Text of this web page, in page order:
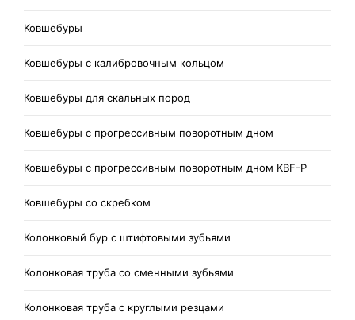
Ковшебуры
Ковшебуры с калибровочным кольцом
Ковшебуры для скальных пород
Ковшебуры с прогрессивным поворотным дном
Ковшебуры с прогрессивным поворотным дном KBF-P
Ковшебуры со скребком
Колонковый бур с штифтовыми зубьями
Колонковая труба со сменными зубьями
Колонковая труба с круглыми резцами